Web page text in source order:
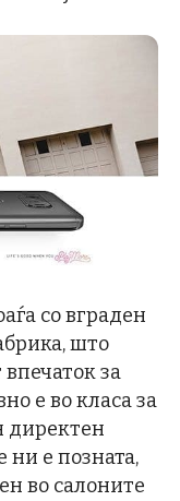
со вграден
што
за
е во класа за
директен
ни е позната,
во салоните